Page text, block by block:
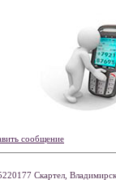
сообщение
Скартел,